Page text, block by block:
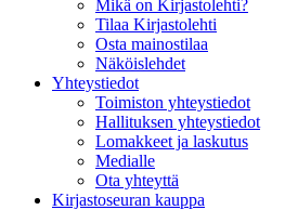
Mikä on Kirjastolehti?
Tilaa Kirjastolehti
Osta mainostilaa
Näköislehdet
Yhteystiedot
Toimiston yhteystiedot
Hallituksen yhteystiedot
Lomakkeet ja laskutus
Medialle
Ota yhteyttä
Kirjastoseuran kauppa